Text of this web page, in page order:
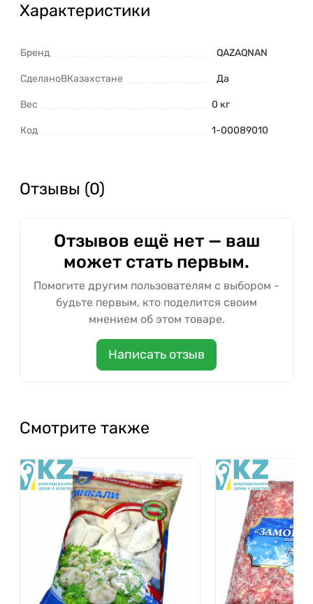
Характеристики
Бренд QAZAQNAN
СделаноВКазахстане Да
Вес 0 кг
Код 1-00089010
Отзывы (0)
Отзывов ещё нет — ваш
может стать первым.
Помогите другим пользователям с выбором -
будьте первым, кто поделится своим
мнением об этом товаре.
Написать отзыв
Смотрите также